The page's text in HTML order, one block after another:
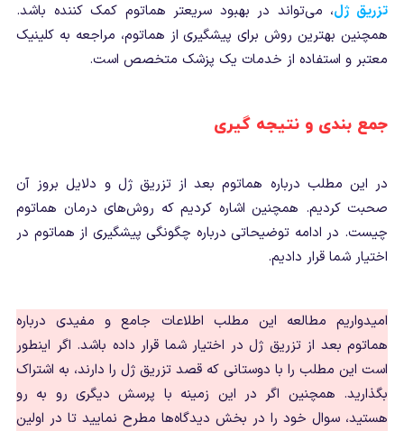
تزریق ژل، می‌تواند در بهبود سریعتر هماتوم کمک کننده باشد.
همچنین بهترین روش برای پیشگیری از هماتوم، مراجعه به کلینیک
معتبر و استفاده از خدمات یک پزشک متخصص است.
جمع بندی و نتیجه گیری
در این مطلب درباره هماتوم بعد از تزریق ژل و دلایل بروز آن
صحبت کردیم. همچنین اشاره کردیم که روش‌های درمان هماتوم
چیست. در ادامه توضیحاتی درباره چگونگی پیشگیری از هماتوم در
اختیار شما قرار دادیم.
امیدواریم مطالعه این مطلب اطلاعات جامع و مفیدی درباره
هماتوم بعد از تزریق ژل در اختیار شما قرار داده باشد. اگر اینطور
است این مطلب را با دوستانی که قصد تزریق ژل را دارند، به اشتراک
بگذارید. همچنین اگر در این زمینه با پرسش دیگری رو به رو
هستید، سوال خود را در بخش دیدگاه‌ها مطرح نمایید تا در اولین